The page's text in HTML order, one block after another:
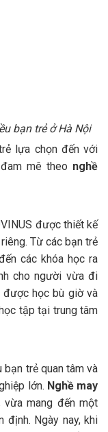
bạn trẻ ở Hà Nội
lựa chọn đến với
mê theo nghề
được thiết kế
Từ các bạn trẻ
các khóa học ra
cho người vừa đi
được học bù giờ và
tập tại trung tâm
bạn trẻ quan tâm và
lớn. Nghề may
vừa mang đến một
định. Ngày nay, khi